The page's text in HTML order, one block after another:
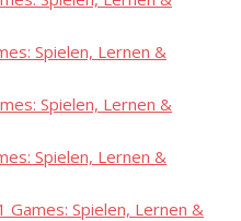
Spielen, Lernen &
Spielen, Lernen &
Spielen, Lernen &
Games: Spielen, Lernen &